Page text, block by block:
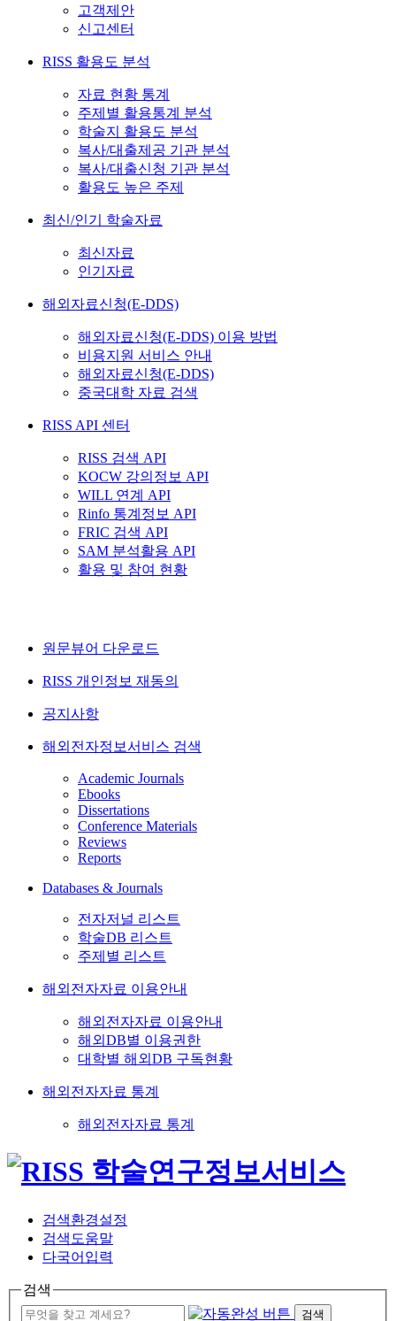
고객제안
신고센터
RISS 활용도 분석
자료 현황 통계
주제별 활용통계 분석
학술지 활용도 분석
복사/대출제공 기관 분석
복사/대출신청 기관 분석
활용도 높은 주제
최신/인기 학술자료
최신자료
인기자료
해외자료신청(E-DDS)
해외자료신청(E-DDS) 이용 방법
비용지원 서비스 안내
해외자료신청(E-DDS)
중국대학 자료 검색
RISS API 센터
RISS 검색 API
KOCW 강의정보 API
WILL 연계 API
Rinfo 통계정보 API
FRIC 검색 API
SAM 분석활용 API
활용 및 참여 현황
원문뷰어 다운로드
RISS 개인정보 재동의
공지사항
해외전자정보서비스 검색
Academic Journals
Ebooks
Dissertations
Conference Materials
Reviews
Reports
Databases & Journals
전자저널 리스트
학술DB 리스트
주제별 리스트
해외전자자료 이용안내
해외전자자료 이용안내
해외DB별 이용권한
대학별 해외DB 구독현황
해외전자자료 통계
해외전자자료 통계
검색환경설정
검색도움말
다국어입력
검색
검색